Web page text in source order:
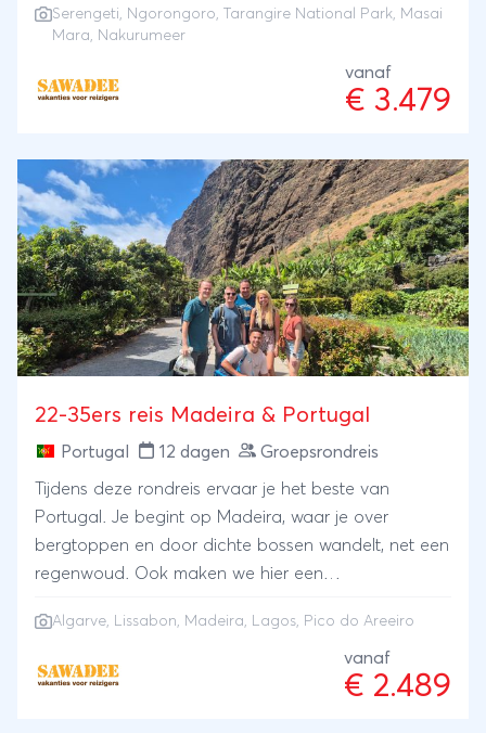
wereldberoemde Ngorongoro krater. De uitgestrekte
prachtig beeld van Afrika. We reizen met onze
eigen truck, overnachten onder de sterren in tenten
cultuur ook indrukwekkend. We bezoeken de Masai
stam en leren over de tradities en gewoontes.
Kortom, een ideale reis om in een korte periode het
unieke Afrika gevoel te ervaren!
Serengeti, Ngorongoro, Tarangire National Park, Masai
Mara, Nakurumeer
vanaf
€ 3.479
22-35ers reis Madeira & Portugal
Portugal 12 dagen Groepsrondreis
Tijdens deze rondreis ervaar je het beste van
Portugal. Je begint op Madeira, waar je over
bergtoppen en door dichte bossen wandelt, net een
regenwoud. Ook maken we hier een
de zonsopkomt op Pico do Areeiro. Vol adrenaline
beneden. Vervolgens vlieg je naar Lissabon, waar
Algarve, Lissabon, Madeira, Lagos, Pico do Areeiro
vanaf
€ 2.489